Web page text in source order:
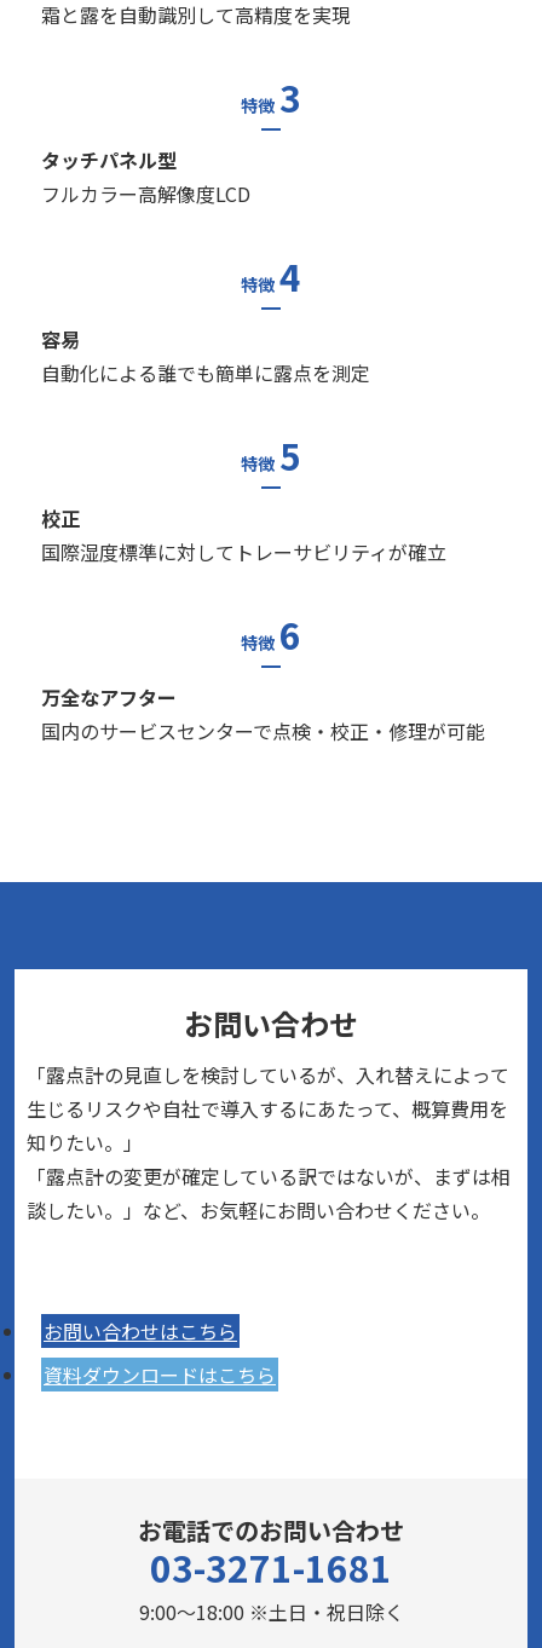
霜と露を自動識別して高精度を実現
特徴 3
タッチパネル型
フルカラー高解像度LCD
特徴 4
容易
自動化による誰でも簡単に露点を測定
特徴 5
校正
国際湿度標準に対してトレーサビリティが確立
特徴 6
万全なアフター
国内のサービスセンターで点検・校正・修理が可能
お問い合わせ
「露点計の見直しを検討しているが、入れ替えによって
生じるリスクや自社で導入するにあたって、概算費用を
知りたい。」
「露点計の変更が確定している訳ではないが、まずは相
談したい。」など、お気軽にお問い合わせください。
お問い合わせはこちら
資料ダウンロードはこちら
お電話でのお問い合わせ
03-3271-1681
9:00～18:00 ※土日・祝日除く